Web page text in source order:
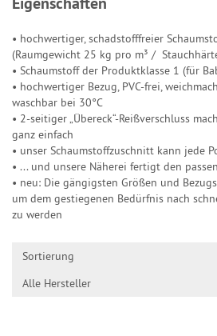
• hochwertiger, schadstofffreier
(Raumgewicht 25 kg pro m³ /
• Schaumstoff der Produktklasse 1 (für
• hochwertiger Bezug, PVC-frei,
waschbar bei 30°C
• 2-seitiger „Übereck“-Reißverschluss
ganz einfach
• unser Schaumstoffzuschnitt kann jede
• ... und unsere Näherei fertigt den
• neu: Die gängigsten Größen und
um dem gestiegenen Bedürfnis nach
zu werden
Sortierung
Alle Hersteller